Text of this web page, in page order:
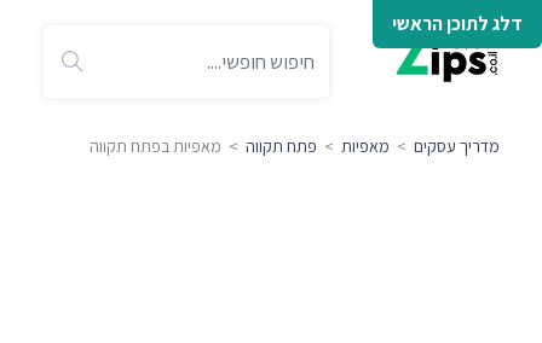
דלג לתוכן הראשי
מדריך עסקים > מאפיות > פתח תקווה > מאפיות בפתח תקווה